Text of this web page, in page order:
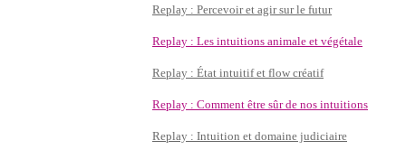
Replay : Percevoir et agir sur le futur
Replay : Les intuitions animale et végétale
Replay : État intuitif et flow créatif
Replay : Comment être sûr de nos intuitions
Replay : Intuition et domaine judiciaire